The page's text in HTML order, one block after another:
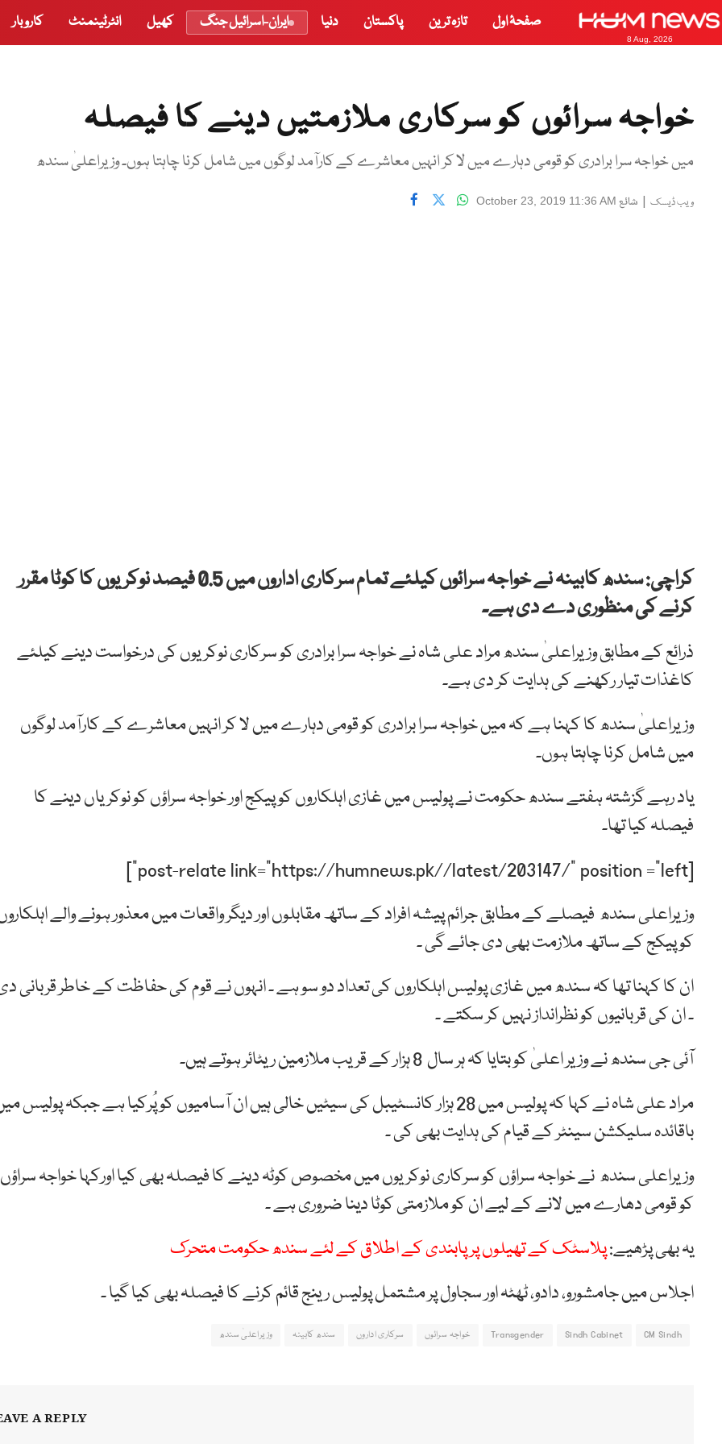
8 Aug, 2026
صفحۂ اول تازہ ترین پاکستان دنیا ایران-اسرائیل جنگ کھیل انٹرٹینمنٹ کاروبار
خواجہ سرائوں کو سرکاری ملازمتیں دینے کا فیصلہ
میں خواجہ سرا برادری کو قومی دہارے میں لا کر انہیں معاشرے کے کارآمد لوگوں میں شامل کرنا چاہتا ہوں۔ وزیراعلیٰ سندھ
ویب ڈیسک | شائع October 23, 2019 11:36 AM
کراچی: سندھ کابینہ نے خواجہ سرائوں کیلئے تمام سرکاری اداروں میں 0.5 فیصد نوکریوں کا کوٹا مقرر
کرنے کی منظوری دے دی ہے۔
ذرائع کے مطابق وزیراعلیٰ سندھ مراد علی شاہ نے خواجہ سرا برادری کو سرکاری نوکریوں کی درخواست دینے کیلئے
کاغذات تیار رکھنے کی ہدایت کر دی ہے۔
وزیراعلیٰ سندھ کا کہنا ہے کہ میں خواجہ سرا برادری کو قومی دہارے میں لا کر انہیں معاشرے کے کارآمد لوگوں
میں شامل کرنا چاہتا ہوں۔
یاد رہے گزشتہ ہفتے سندھ حکومت نے پولیس میں غازی اہلکاروں کو پیکج اور خواجہ سراؤں کو نوکریاں دینے کا
فیصلہ کیا تھا۔
[post-relate link=”https://humnews.pk//latest/203147/” position =”left”]
وزیراعلی سندھ فیصلے کے مطابق جرائم پیشہ افراد کے ساتھ مقابلوں اور دیگر واقعات میں معذور ہونے والے
کو پیکج کے ساتھ ملازمت بھی دی جائے گی ۔
ان کا کہنا تھا کہ سندھ میں غازی پولیس اہلکاروں کی تعداد دو سو ہے ۔ انہوں نے قوم کی حفاظت کے خاطر قربانی
۔ ان کی قربانیوں کو نظرانداز نہیں کر سکتے ۔
آئی جی سندھ نے وزیر اعلیٰ کو بتایا کہ ہر سال 8 ہزار کے قریب ملازمین ریٹائر ہوتے ہیں۔
مراد علی شاہ نے کہا کہ پولیس میں 28 ہزار کانسٹیبل کی سیٹیں خالی ہیں ان آسامیوں کو پُرکیا ہے جبکہ پولیس
باقائدہ سلیکشن سینٹر کے قیام کی ہدایت بھی کی ۔
وزیراعلی سندھ نے خواجہ سراؤں کو سرکاری نوکریوں میں مخصوص کوٹہ دینے کا فیصلہ بھی کیا اورکہا خواجہ سراؤں
کو قومی دھارے میں لانے کے لیے ان کو ملازمتی کوٹا دینا ضروری ہے ۔
یہ بھی پڑھیے:پلاسٹک کے تھیلوں پر پابندی کے اطلاق کے لئے سندھ حکومت متحرک
اجلاس میں جامشورو، دادو، ٹھٹہ اور سجاول پر مشتمل پولیس رینج قائم کرنے کا فیصلہ بھی کیا گیا ۔
CM Sindh
Sindh Cabinet
Transgender خواجہ سرائوں سرکاری اداروں سندھ کابینہ وزیراعلیٰ سندھ
A REPLY